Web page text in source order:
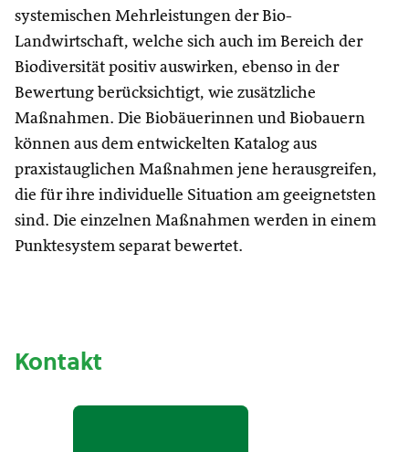
systemischen Mehrleistungen der Bio-
Landwirtschaft, welche sich auch im Bereich der
Biodiversität positiv auswirken, ebenso in der
Bewertung berücksichtigt, wie zusätzliche
Maßnahmen. Die Biobäuerinnen und Biobauern
können aus dem entwickelten Katalog aus
praxistauglichen Maßnahmen jene herausgreifen,
die für ihre individuelle Situation am geeignetsten
sind. Die einzelnen Maßnahmen werden in einem
Punktesystem separat bewertet.
Kontakt